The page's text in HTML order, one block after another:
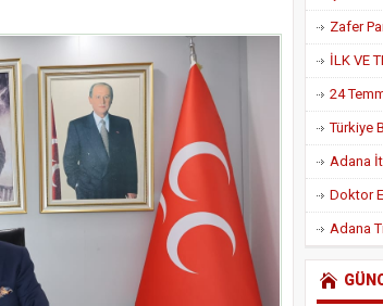
Adana